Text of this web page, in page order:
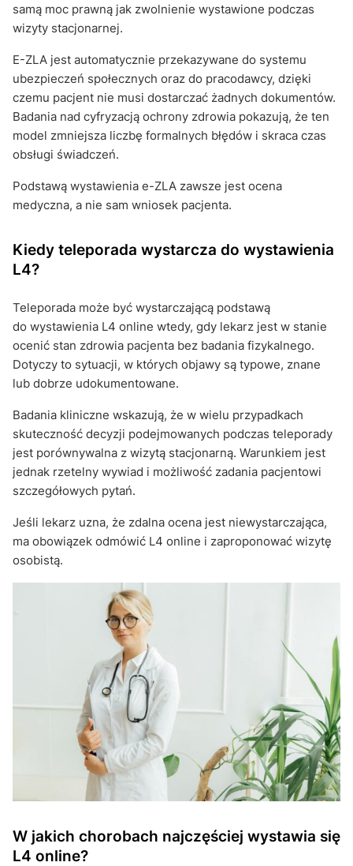
samą moc prawną jak zwolnienie wystawione podczas
wizyty stacjonarnej.
E-ZLA jest automatycznie przekazywane do systemu
ubezpieczeń społecznych oraz do pracodawcy, dzięki
czemu pacjent nie musi dostarczać żadnych dokumentów.
Badania nad cyfryzacją ochrony zdrowia pokazują, że ten
model zmniejsza liczbę formalnych błędów i skraca czas
obsługi świadczeń.
Podstawą wystawienia e-ZLA zawsze jest ocena
medyczna, a nie sam wniosek pacjenta.
Kiedy teleporada wystarcza do wystawienia
L4?
Teleporada może być wystarczającą podstawą
do wystawienia L4 online wtedy, gdy lekarz jest w stanie
ocenić stan zdrowia pacjenta bez badania fizykalnego.
Dotyczy to sytuacji, w których objawy są typowe, znane
lub dobrze udokumentowane.
Badania kliniczne wskazują, że w wielu przypadkach
skuteczność decyzji podejmowanych podczas teleporady
jest porównywalna z wizytą stacjonarną. Warunkiem jest
jednak rzetelny wywiad i możliwość zadania pacjentowi
szczegółowych pytań.
Jeśli lekarz uzna, że zdalna ocena jest niewystarczająca,
ma obowiązek odmówić L4 online i zaproponować wizytę
osobistą.
W jakich chorobach najczęściej wystawia się
L4 online?